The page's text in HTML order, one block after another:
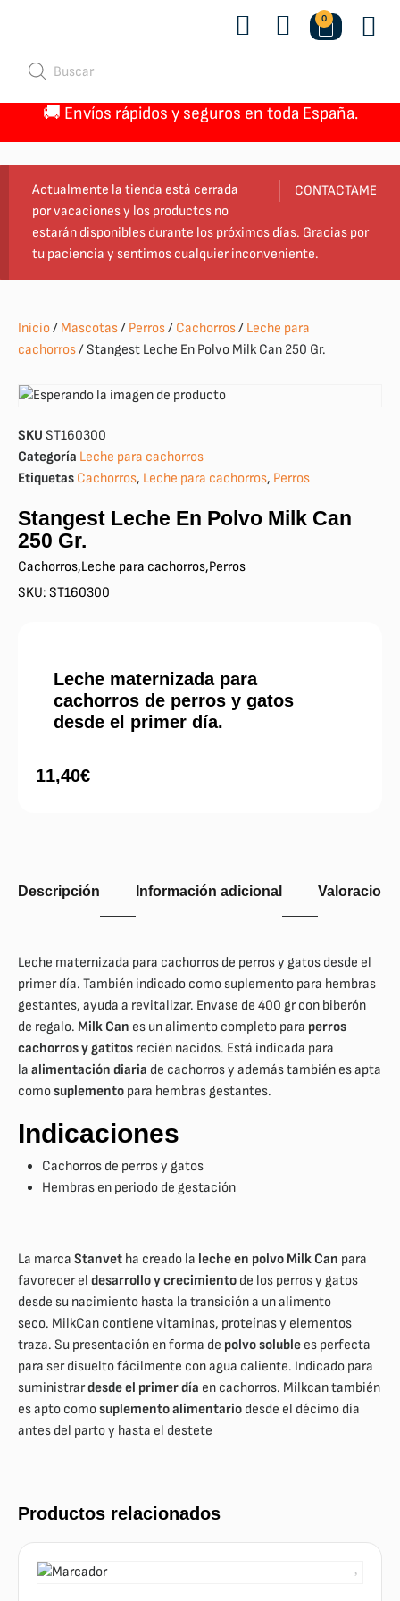
0
🚚 Envíos rápidos y seguros en toda España.
CONTACTAME
Actualmente la tienda está cerrada
por vacaciones y los productos no
estarán disponibles durante los próximos días. Gracias por
tu paciencia y sentimos cualquier inconveniente.
Inicio/ Mascotas/ Perros/ Cachorros/ Leche para
cachorros/ Stangest Leche En Polvo Milk Can 250 Gr.
SKU ST160300
Categoría Leche para cachorros
Etiquetas Cachorros, Leche para cachorros, Perros
Stangest Leche En Polvo Milk Can
250 Gr.
Cachorros,Leche para cachorros,Perros
SKU: ST160300
Leche maternizada para
cachorros de perros y gatos
desde el primer día.
11,40€
Descripción Información adicional
Leche maternizada para cachorros de perros y gatos desde el
primer día. También indicado como suplemento para hembras
gestantes, ayuda a revitalizar. Envase de 400 gr con biberón
de regalo. Milk Can es un alimento completo para perros
cachorros y gatitos recién nacidos. Está indicada para
la alimentación diaria de cachorros y además también es apta
comosuplemento para hembras gestantes.
Indicaciones
Cachorros de perros y gatos
Hembras en periodo de gestación
La marca Stanvet ha creado la leche en polvo Milk Can para
favorecer el desarrollo y crecimiento de los perros y gatos
desde su nacimiento hasta la transición a un alimento
seco. MilkCan contiene vitaminas, proteínas y elementos
traza. Su presentación en forma de polvo soluble es perfecta
para ser disuelto fácilmente con agua caliente. Indicado para
suministrardesde el primer día en cachorros. Milkcan también
es apto comosuplemento alimentario desde el décimo día
antes del parto y hasta el destete
Productos relacionados